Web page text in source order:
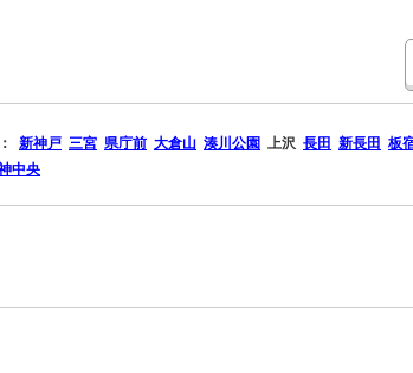
新神戸 三宮 県庁前 大倉山 湊川公園 上沢 長田 新長田 板
中央